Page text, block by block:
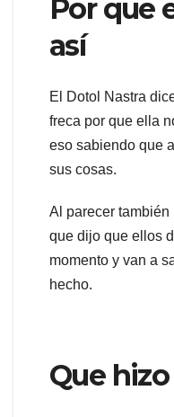
Por que
así
El Dotol Nastra
freca por que ella
eso sabiendo que
sus cosas.
Al parecer
que dijo que ellos
momento y van a
hecho.
Que